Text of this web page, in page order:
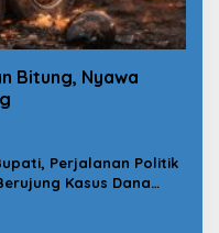
Bitung, Nyawa
Perjalanan Politik
Kasus Dana